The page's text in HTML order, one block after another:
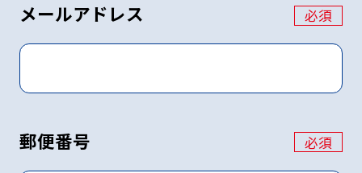
メールアドレス 必須
郵便番号 必須